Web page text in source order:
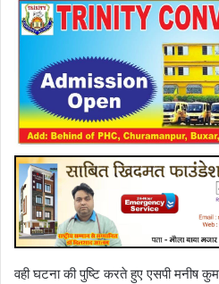
वही घटना की पुष्टि करते हुए एसपी मनीष